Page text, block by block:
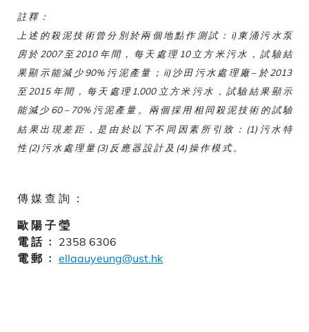
註 釋 ：
上 述 的 殺 泥 技 術 曾 分 別 於 兩 個 地 點 作 測 試 ： i) 東 涌 污 水 泵
房 於 2007 至 2010 年 間 ， 每 天 處 理 10 立 方 米 污 水 ， 試 驗 結
果 顯 示 能 減 少 90% 污 泥 產 量 ； ii) 沙 田 污 水 處 理 廠 – 於 2013
至 2015 年 間 ， 每 天 處 理 1,000 立 方 米 污 水 ， 試 驗 結 果 顯 示
能 減 少 60 – 70% 污 泥 產 量 。 兩 個 採 用 相 同 殺 泥 技 術 的 試 驗
結 果 出 現 差 距 ， 是 由 於 以 下 不 同 因 素 所 引 致 ： (1) 污 水 特
性 (2) 污 水 處 理 量 (3) 反 應 器 設 計 及 (4) 操 作 模 式 。
傳 媒 查 詢 ：
歐 陽 子 瑩
電 話 ﹕ 2358 6306
電 郵 ﹕ ellaauyeung@ust.hk